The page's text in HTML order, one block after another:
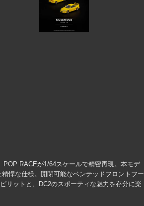
RACEが1/64スケールで精密再現。本モデ
悍な仕様。開閉可能なベンテッドフロントフー
リットと、DC2のスポーティな魅力を存分に楽